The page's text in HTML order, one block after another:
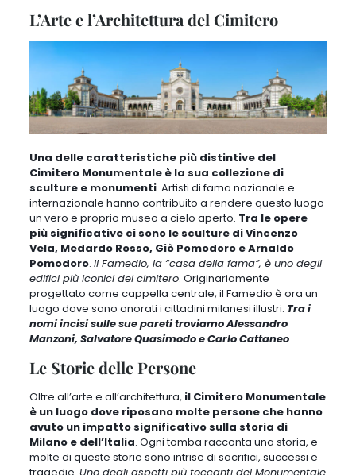
L’Arte e l’Architettura del Cimitero
Una delle caratteristiche più distintive del
Cimitero Monumentale è la sua collezione di
sculture e monumenti. Artisti di fama nazionale e
internazionale hanno contribuito a rendere questo luogo
un vero e proprio museo a cielo aperto. Tra le opere
più significative ci sono le sculture di Vincenzo
Vela, Medardo Rosso, Giò Pomodoro e Arnaldo
Pomodoro. Il Famedio, la “casa della fama”, è uno degli
edifici più iconici del cimitero. Originariamente
progettato come cappella centrale, il Famedio è ora un
luogo dove sono onorati i cittadini milanesi illustri. Tra i
nomi incisi sulle sue pareti troviamo Alessandro
Manzoni, Salvatore Quasimodo e Carlo Cattaneo.
Le Storie delle Persone
Oltre all’arte e all’architettura, il Cimitero Monumentale
è un luogo dove riposano molte persone che hanno
avuto un impatto significativo sulla storia di
Milano e dell’Italia. Ogni tomba racconta una storia, e
molte di queste storie sono intrise di sacrifici, successi e